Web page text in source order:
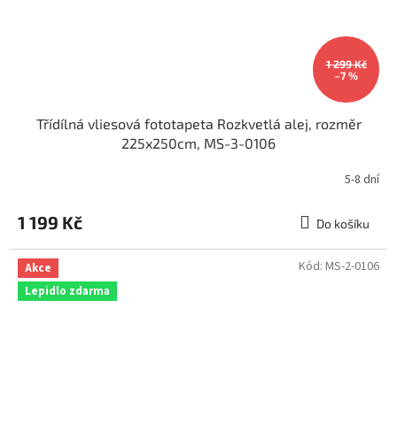
1 299 Kč
–7 %
Třídílná vliesová fototapeta Rozkvetlá alej, rozměr
225x250cm, MS-3-0106
5-8 dní
1 199 Kč Do košíku
Akce
Lepidlo zdarma
Kód: MS-2-0106